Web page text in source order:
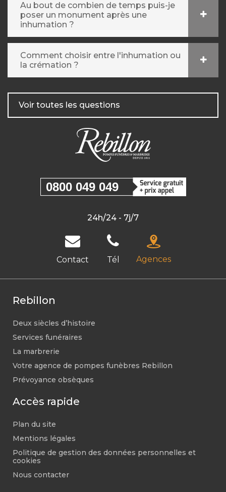
Au bout de combien de temps puis-je
poser un monument après une
inhumation ?
Comment choisir entre l'inhumation ou
la crémation ?
Voir toutes les questions
0800 049 049
24h/24 - 7j/7
Contact Tél Agences
Rebillon
Deux siècles d’histoire
Services funéraires
La marbrerie
Votre agence de pompes funèbres Rebillon
Prévoyance obsèques
Accès rapide
Plan du site
Mentions légales
Politique de gestion des données personnelles et
cookies
Nous contacter